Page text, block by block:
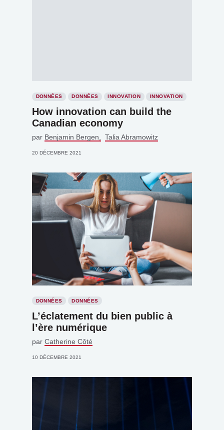
DONNÉES DONNÉES INNOVATION INNOVATION
How innovation can build the
Canadian economy
par Benjamin Bergen Talia Abramowitz
20 DÉCEMBRE 2021
DONNÉES DONNÉES
L’éclatement du bien public à
l’ère numérique
par Catherine Côté
10 DÉCEMBRE 2021